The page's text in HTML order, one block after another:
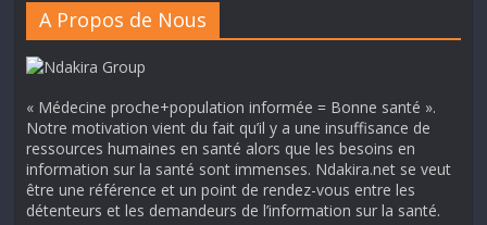
A Propos de Nous
« Médecine proche+population informée = Bonne santé ».
Notre motivation vient du fait qu’il y a une insuffisance de
ressources humaines en santé alors que les besoins en
information sur la santé sont immenses. Ndakira.net se veut
être une référence et un point de rendez-vous entre les
détenteurs et les demandeurs de l’information sur la santé.